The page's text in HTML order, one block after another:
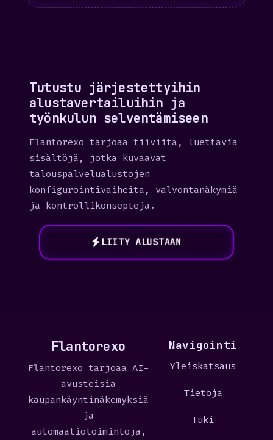
Tutustu järjestettyihin
alustavertailuihin ja
työnkulun selventämiseen
Flantorexo tarjoaa tiiviitä, luettavia
sisältöjä, jotka kuvaavat
talouspalvelualustojen
konfigurointivaiheita, valvontanäkymiä
ja kontrollikonsepteja.
LIITY ALUSTAAN
Flantorexo
Flantorexo tarjoaa AI-
avusteisia
kaupankäyntinäkemyksiä
ja
automaatiotoimintoja,
Navigointi
Yleiskatsaus
Tietoja
Tuki